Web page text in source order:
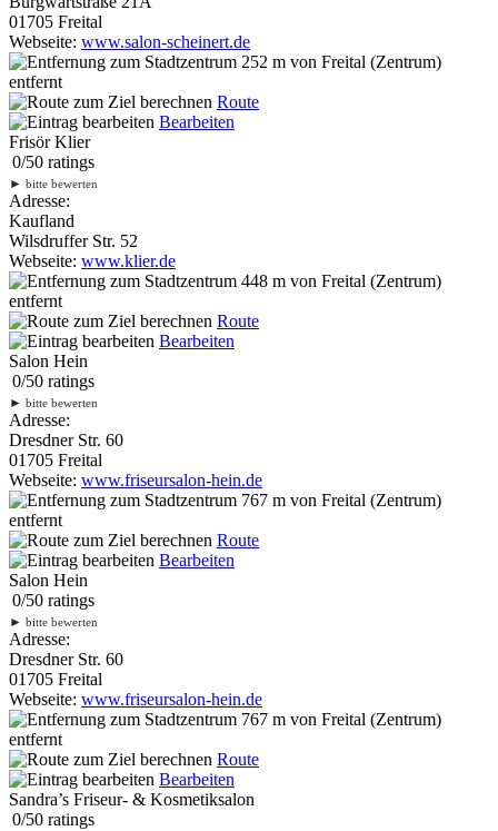
01705 Freital
Webseite: www.salon-scheinert.de
252 m von Freital (Zentrum)
entfernt
Route
Bearbeiten
Frisör Klier
0/50 ratings
► bitte bewerten
Adresse:
Kaufland
Wilsdruffer Str. 52
Webseite: www.klier.de
448 m von Freital (Zentrum)
entfernt
Route
Bearbeiten
Salon Hein
0/50 ratings
► bitte bewerten
Adresse:
Dresdner Str. 60
01705 Freital
Webseite: www.friseursalon-hein.de
767 m von Freital (Zentrum)
entfernt
Route
Bearbeiten
Salon Hein
0/50 ratings
► bitte bewerten
Adresse:
Dresdner Str. 60
01705 Freital
Webseite: www.friseursalon-hein.de
767 m von Freital (Zentrum)
entfernt
Route
Bearbeiten
Sandra’s Friseur- & Kosmetiksalon
0/50 ratings